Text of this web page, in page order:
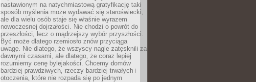
nastawionym na natychmiastową gratyfikację taki
sposób myślenia może wydawać się staroświecki,
ale dla wielu osób staje się właśnie wyrazem
nowoczesnej dojrzałości. Nie chodzi o powrót do
przeszłości, lecz o mądrzejszy wybór przyszłości.
Być może dlatego rzemiosło znów przyciąga
uwagę. Nie dlatego, że wszyscy nagle zatęsknili za
dawnymi czasami, ale dlatego, że coraz lepiej
rozumiemy cenę bylejakości. Chcemy domów
bardziej prawdziwych, rzeczy bardziej trwałych i
otoczenia, które nie rozpada się po jednym